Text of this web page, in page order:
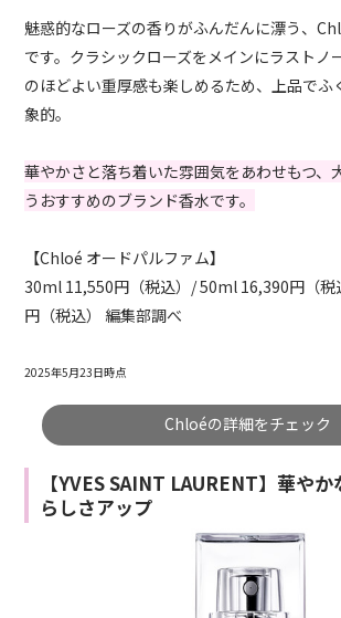
魅惑的なローズの香りがふんだんに漂う、
です。クラシックローズをメインにラストノ
のほどよい重厚感も楽しめるため、上品でふ
象的。
華やかさと落ち着いた雰囲気をあわせもつ、
うおすすめのブランド香水です。
【Chloé オードパルファム】
30ml 11,550円（税込）/ 50ml 16,390円（
円（税込） 編集部調べ
2025年5月23日時点
Chloéの詳細をチェック
【YVES SAINT LAURENT】華や
らしさアップ